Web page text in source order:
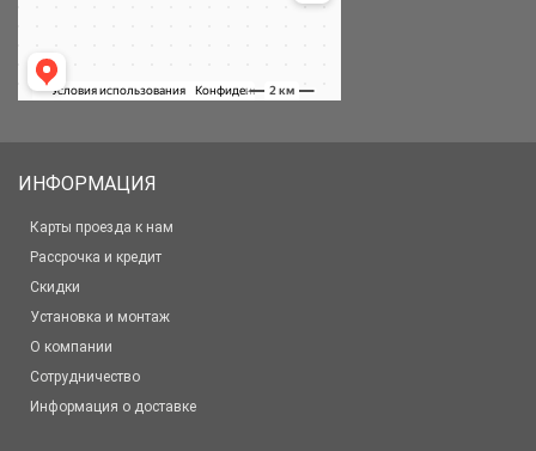
ИНФОРМАЦИЯ
Карты проезда к нам
Рассрочка и кредит
Скидки
Установка и монтаж
О компании
Сотрудничество
Информация о доставке